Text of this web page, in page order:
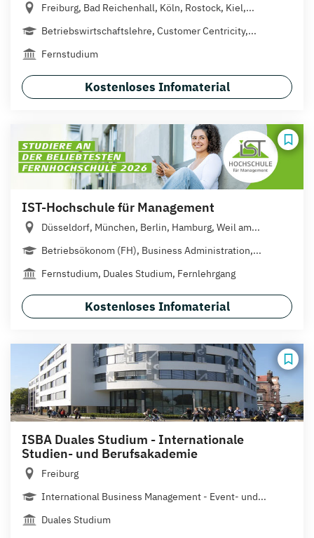
Freiburg, Bad Reichenhall, Köln, Rostock, Kiel,...
Betriebswirtschaftslehre, Customer Centricity,...
Fernstudium
Kostenloses Infomaterial
IST-Hochschule für Management
Düsseldorf, München, Berlin, Hamburg, Weil am...
Betriebsökonom (FH), Business Administration,...
Fernstudium, Duales Studium, Fernlehrgang
Kostenloses Infomaterial
ISBA Duales Studium - Internationale
Studien- und Berufsakademie
Freiburg
International Business Management - Event- und...
Duales Studium